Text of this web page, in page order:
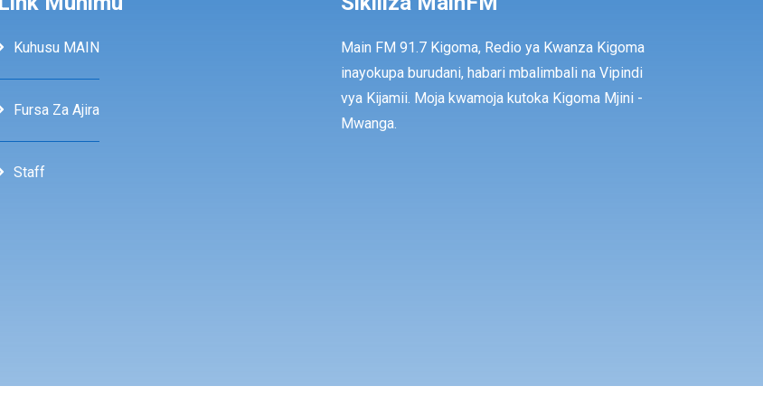
Kuhusu MAIN
Fursa Za Ajira
Staff
Main FM 91.7 Kigoma, Redio ya Kwanza Kigoma
inayokupa burudani, habari mbalimbali na Vipindi
vya Kijamii. Moja kwamoja kutoka Kigoma Mjini -
Mwanga.